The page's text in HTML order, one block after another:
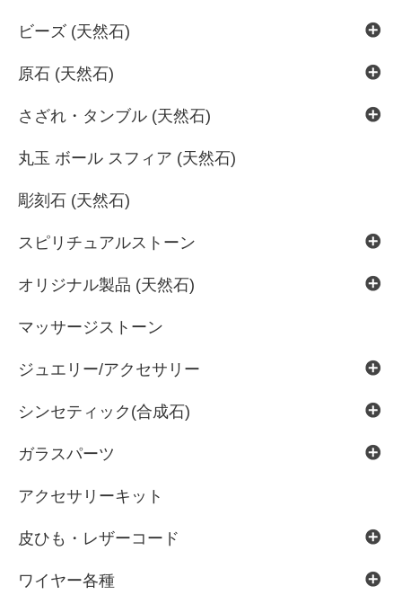
ビーズ (天然石)
原石 (天然石)
さざれ・タンブル (天然石)
丸玉 ボール スフィア (天然石)
彫刻石 (天然石)
スピリチュアルストーン
オリジナル製品 (天然石)
マッサージストーン
ジュエリー/アクセサリー
シンセティック(合成石)
ガラスパーツ
アクセサリーキット
皮ひも・レザーコード
ワイヤー各種